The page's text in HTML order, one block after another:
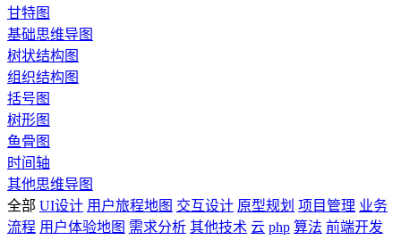
甘特图
基础思维导图
树状结构图
组织结构图
括号图
树形图
鱼骨图
时间轴
其他思维导图
全部 UI设计 用户旅程地图 交互设计 原型规划 项目管理 业务
流程 用户体验地图 需求分析 其他技术 云 php 算法 前端开发